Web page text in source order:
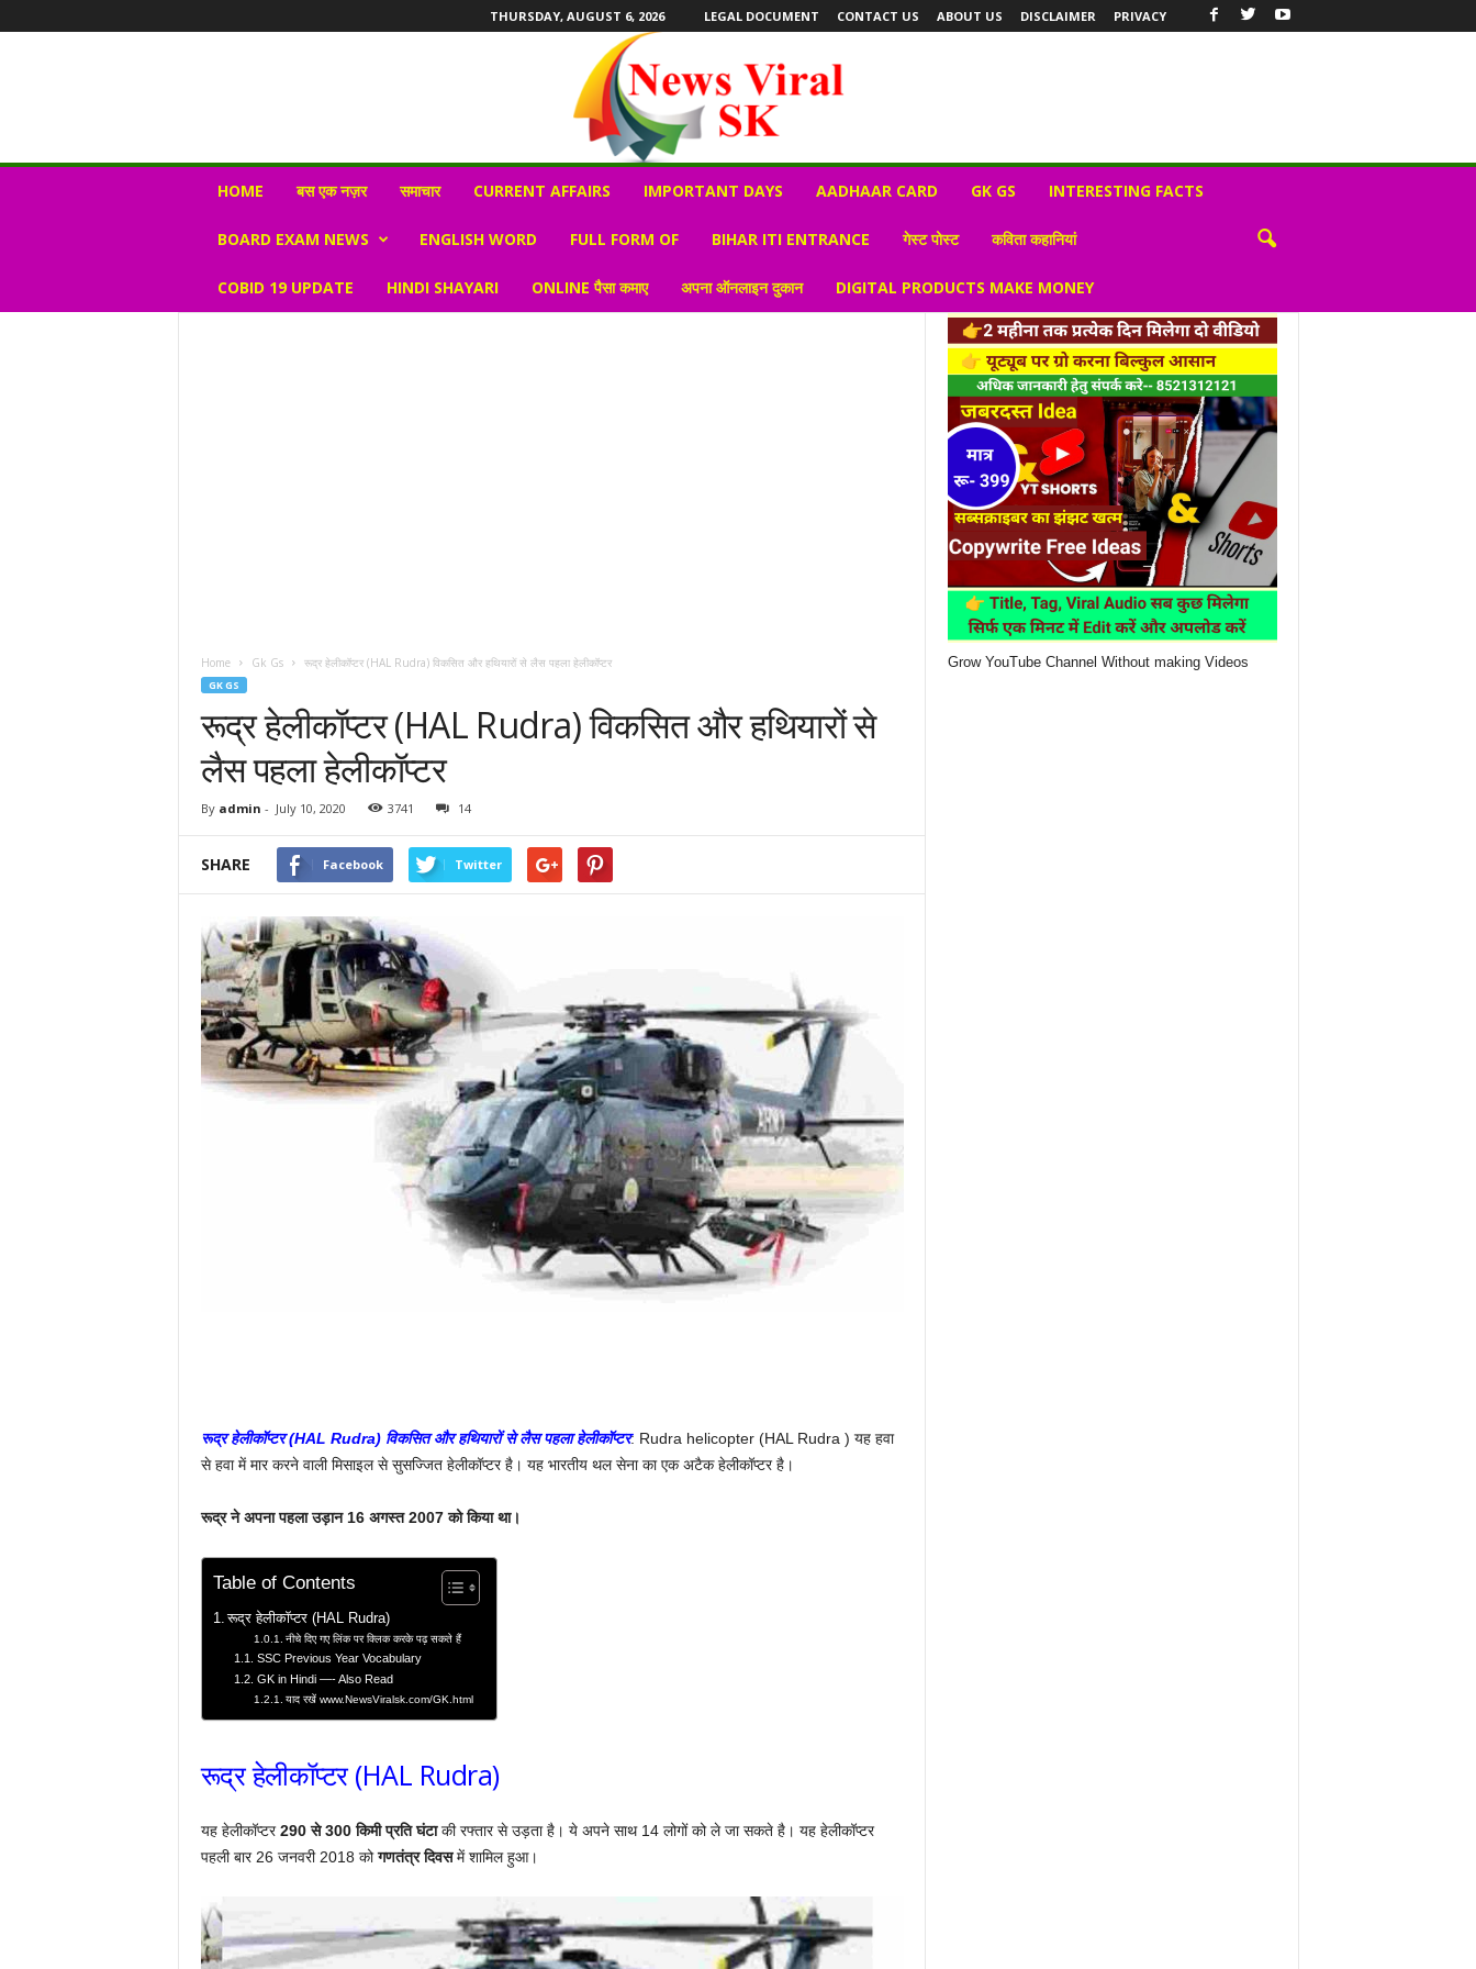
THURSDAY, AUGUST 6, 2026 LEGAL DOCUMENT CONTACT US ABOUT US DISCLAIMER PRIVACY
r
HOME बस एक नज़र समाचार CURRENT AFFAIRS IMPORTANT DAYS AADHAAR CARD GK GS INTERESTING FACTS
BOARD EXAM NEWS ENGLISH WORD FULL FORM OF BIHAR ITI ENTRANCE गेस्ट पोस्ट कविता कहानियां
COBID 19 UPDATE HINDI SHAYARI ONLINE पैसा कमाए अपना ऑनलाइन दुकान DIGITAL PRODUCTS MAKE MONEY
Home Gk Gs रूद्र हेलीकॉप्टर (HAL Rudra) विकसित और हथियारों से लैस पहला हेलीकॉप्टर
GK GS
रूद्र हेलीकॉप्टर (HAL Rudra) विकसित और हथियारों से
लैस पहला हेलीकॉप्टर
By admin - July 10, 2020 3741 14
SHARE Facebook Twitter
रूद्र हेलीकॉप्टर (HAL Rudra) विकसित और हथियारों से लैस पहला हेलीकॉप्टर: Rudra helicopter (HAL Rudra ) यह हवा
से हवा में मार करने वाली मिसाइल से सुसज्जित हेलीकॉप्टर है। यह भारतीय थल सेना का एक अटैक हेलीकॉप्टर है।
रूद्र ने अपना पहला उड़ान 16 अगस्त 2007 को किया था।
Table of Contents
रूद्र हेलीकॉप्टर (HAL Rudra)
नीचे दिए गए लिंक पर क्लिक करके पढ़ सकते हैं
SSC Previous Year Vocabulary
GK in Hindi —- Also Read
याद रखें www.NewsViralsk.com/GK.html
रूद्र हेलीकॉप्टर (HAL Rudra)
यह हेलीकॉप्टर290 से 300 किमी प्रति घंटाकी रफ्तार से उड़ता है। ये अपने साथ 14 लोगों को ले जा सकते है। यह हेलीकॉप्टर
पहली बार 26 जनवरी 2018 कोगणतंत्र दिवसमें शामिल हुआ।
Grow YouTube Channel Without making Videos